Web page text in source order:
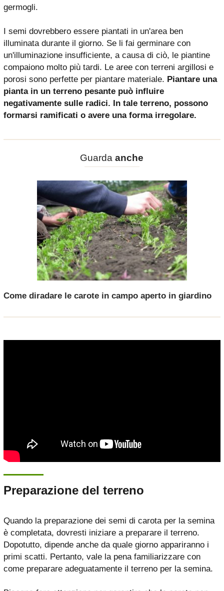
germogli.
I semi dovrebbero essere piantati in un'area ben
illuminata durante il giorno. Se li fai germinare con
un'illuminazione insufficiente, a causa di ciò, le piantine
compaiono molto più tardi. Le aree con terreni argillosi e
porosi sono perfette per piantare materiale. Piantare una
pianta in un terreno pesante può influire
negativamente sulle radici. In tale terreno, possono
formarsi ramificati o avere una forma irregolare.
Guardaanche
Come diradare le carote in campo aperto in giardino
Preparazione del terreno
Quando la preparazione dei semi di carota per la semina
è completata, dovresti iniziare a preparare il terreno.
Dopotutto, dipende anche da quale giorno appariranno i
primi scatti. Pertanto, vale la pena familiarizzare con
come preparare adeguatamente il terreno per la semina.